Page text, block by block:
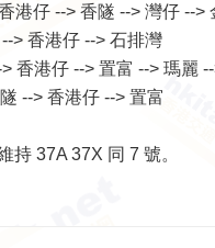
港仔 --> 香隧 --> 灣仔 -->
> 香港仔 --> 石排灣
香港仔 --> 置富 --> 瑪麗
--> 香港仔 --> 置富
持 37A 37X 同 7 號。